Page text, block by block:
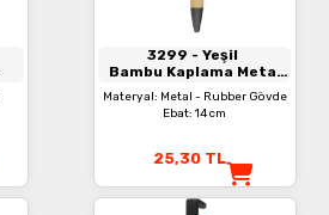
3299 - Yeşil
Bambu Kaplama Metal
Kalem
Materyal: Metal - Rubber Gövde
Ebat: 14 cm
25,30 TL